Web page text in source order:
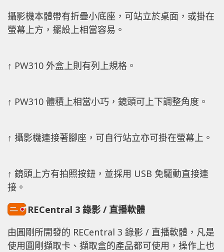
攝影機本體帶有折疊小底座，可站立於桌面，或掛在
螢幕上方，擺設上相當容易。
↑ PW310 外盒上則有列上規格。
↑ PW310 體積上相當小巧，鏡頭可上下調整角度。
↑ 攝影機連接著腳座，可自行站立亦可掛在螢幕上。
↑ 鏡頭上方有拍照按鈕，並採用 USB 免驅動直接連
接。
RECentral 3 錄影 / 直播軟體
由圓剛所開發的 RECentral 3 錄影 / 直播軟體，凡是
使用圓剛擷取卡、擷取盒的產品都可使用，操作上也